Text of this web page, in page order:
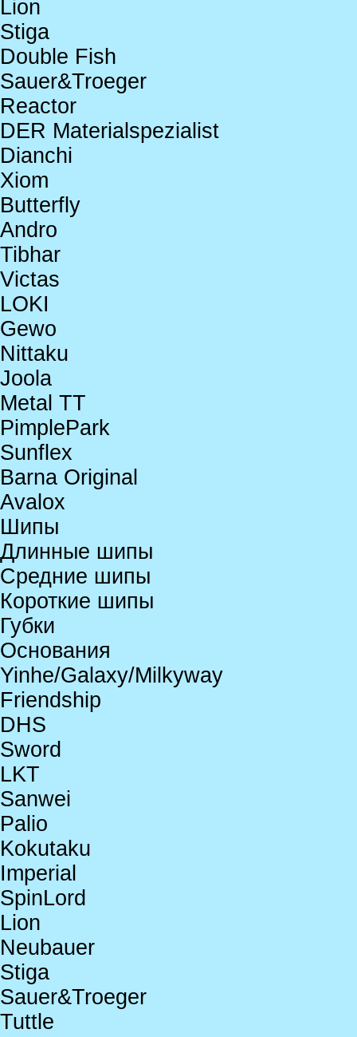
Lion
Stiga
Double Fish
Sauer&Troeger
Reactor
DER Materialspezialist
Dianchi
Xiom
Butterfly
Andro
Tibhar
Victas
LOKI
Gewo
Nittaku
Joola
Metal TT
PimplePark
Sunflex
Barna Original
Avalox
Шипы
Длинные шипы
Средние шипы
Короткие шипы
Губки
Основания
Yinhe/Galaxy/Milkyway
Friendship
DHS
Sword
LKT
Sanwei
Palio
Kokutaku
Imperial
SpinLord
Lion
Neubauer
Stiga
Sauer&Troeger
Tuttle